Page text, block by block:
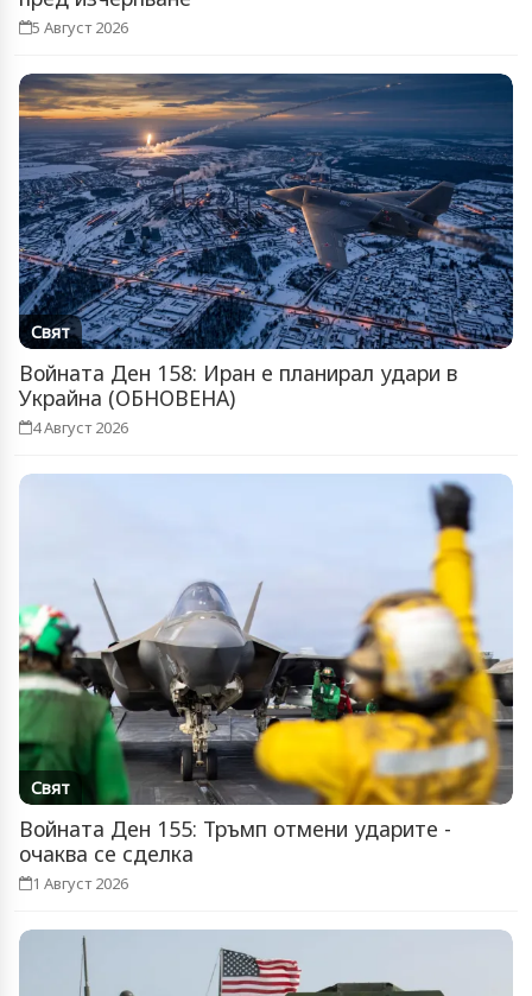
5 Август 2026
Свят
Войната Ден 158: Иран е планирал удари в
Украйна (ОБНОВЕНА)
4 Август 2026
Свят
Войната Ден 155: Тръмп отмени ударите -
очаква се сделка
1 Август 2026